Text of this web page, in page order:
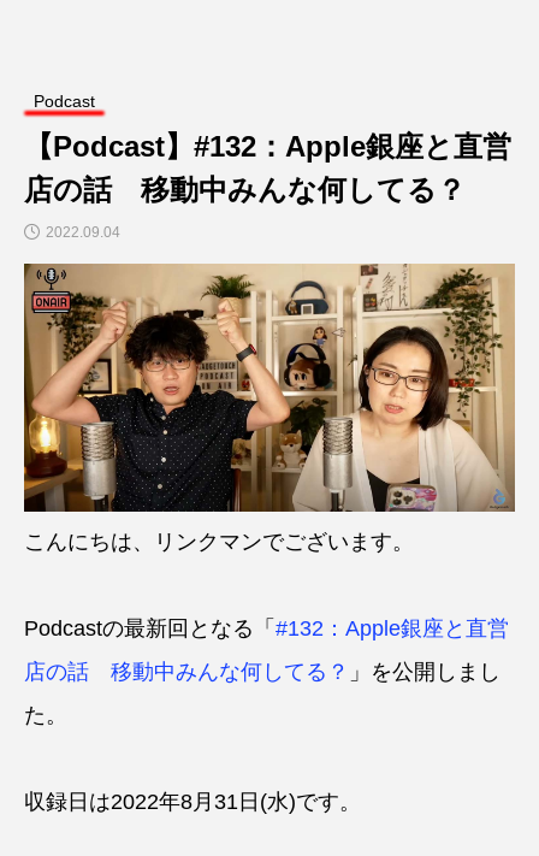
Podcast
【Podcast】#132：Apple銀座と直営
店の話 移動中みんな何してる？
2022.09.04
こんにちは、リンクマンでございます。
Podcastの最新回となる「 #132：Apple銀座と直営
店の話 移動中みんな何してる？ 」を公開しまし
た。
収録日は2022年8月31日(水)です。